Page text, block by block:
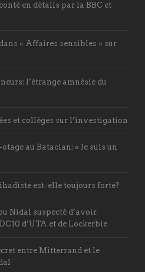
en détails par la BBC et
« Affaires sensibles » sur
l’étrange amnésie du
et collèges sur l’investigation
au Bataclan: « Je suis un
est-elle toujours forte?
Nidal suspecté d’avoir
d’UTA et de Lockerbie
entre Mitterrand et le